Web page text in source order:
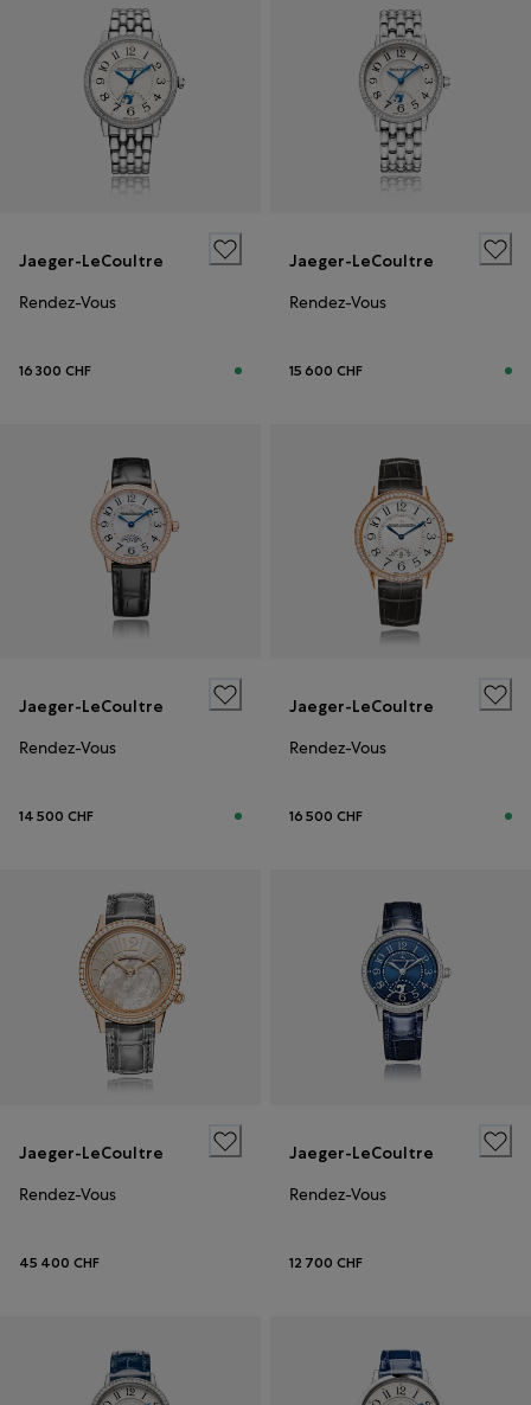
Jaeger-LeCoultre
Rendez-Vous
16 300 CHF
Jaeger-LeCoultre
Rendez-Vous
15 600 CHF
Jaeger-LeCoultre
Rendez-Vous
14 500 CHF
Jaeger-LeCoultre
Rendez-Vous
16 500 CHF
Jaeger-LeCoultre
Rendez-Vous
45 400 CHF
Jaeger-LeCoultre
Rendez-Vous
12 700 CHF